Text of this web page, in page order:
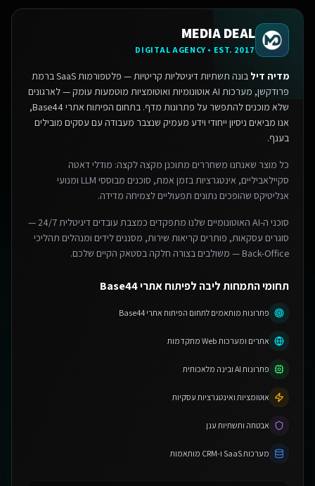
MEDIA DEAL
DIGITAL AGENCY • EST. 2017
מדיה דיל
בונה תשתיות דיגיטליות קריטיות — פלטפורמות SaaS ברמת
פרודקשן, מערכות AI אוטונומיות ואוטומציות מוטמעות עומק — לארגונים
שלא מוכנים להתפשר על פתרונות מדף.
בתחום הפיתוח אתרי Base44,
אנו מביאים ניסיון ייחודי וידע מעמיק שנצבר מעבודה עם עסקים מובילים
בענף.
כל מוצר שאנחנו משחררים מתוכנן מקצה לקצה: מודלי דאטה
סקיילאביליים, אינטגרציות בזמן אמת, סוכנים מבוססי LLM ומנועי
אנליטיקס שהופכים נתונים תפעוליים לצמיחה מדידה.
סוכני ה-AI האוטונומיים שלנו מתפקדים כמצבת עובדים דיגיטלית 24/7 —
סוגרים עסקאות, פותרים קריאות שירות, מסננים לידים ומנהלים תהליכי
Back-Office — משולבים בצורה חלקה בסטאק הקיים שלכם.
תחומי התמחות ליבה לפיתוח אתרי Base44
פתרונות מותאמים לתחום הפיתוח אתרי Base44
אתרים ומערכות Web מתקדמות
פתרונות AI ובינה מלאכותית
אוטומציות ואינטגרציות עסקיות
אבטחה ותשתיות ענן
מערכות SaaS ו-CRM מותאמות